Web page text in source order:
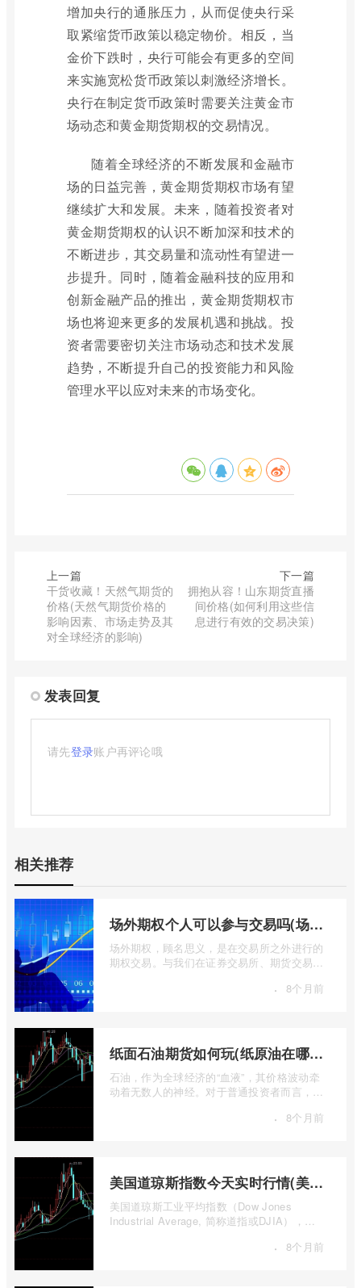
增加央行的通胀压力，从而促使央行采
取紧缩货币政策以稳定物价。相反，当
金价下跌时，央行可能会有更多的空间
来实施宽松货币政策以刺激经济增长。
央行在制定货币政策时需要关注黄金市
场动态和黄金期货期权的交易情况。
随着全球经济的不断发展和金融市
场的日益完善，黄金期货期权市场有望
继续扩大和发展。未来，随着投资者对
黄金期货期权的认识不断加深和技术的
不断进步，其交易量和流动性有望进一
步提升。同时，随着金融科技的应用和
创新金融产品的推出，黄金期货期权市
场也将迎来更多的发展机遇和挑战。投
资者需要密切关注市场动态和技术发展
趋势，不断提升自己的投资能力和风险
管理水平以应对未来的市场变化。
上一篇
干货收藏！天然气期货的
价格(天然气期货价格的
影响因素、市场走势及其
对全球经济的影响)
下一篇
拥抱从容！山东期货直播
间价格(如何利用这些信
息进行有效的交易决策)
发表回复
请先登录账户再评论哦
相关推荐
场外期权个人可以参与交易吗(场外个股期权怎样交易)
场外期权，顾名思义，是在交易所之外进行的
期权交易。与我们在证券交易所、期货交易所
· 8个月前
纸面石油期货如何玩(纸原油在哪里交易)
石油，作为全球经济的“血液”，其价格波动牵
动着无数人的神经。对于普通投资者而言，直
· 8个月前
美国道琼斯指数今天实时行情(美国道琼斯指数期货指数实时行情)
美国道琼斯工业平均指数（Dow Jones
Industrial Average, 简称道指或DJIA），无
· 8个月前